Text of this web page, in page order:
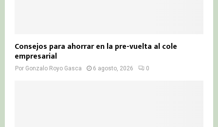
Consejos para ahorrar en la pre-vuelta al cole
empresarial
Por Gonzalo Royo Gasca 6 agosto, 2026 0